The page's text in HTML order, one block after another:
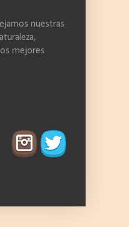
nuestras
mejores